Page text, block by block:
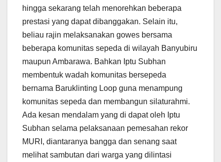
hingga sekarang telah menorehkan beberapa
prestasi yang dapat dibanggakan. Selain itu,
beliau rajin melaksanakan gowes bersama
beberapa komunitas sepeda di wilayah Banyubiru
maupun Ambarawa. Bahkan Iptu Subhan
membentuk wadah komunitas bersepeda
bernama Baruklinting Loop guna menampung
komunitas sepeda dan membangun silaturahmi.
Ada kesan mendalam yang di dapat oleh Iptu
Subhan selama pelaksanaan pemesahan rekor
MURI, diantaranya bangga dan senang saat
melihat sambutan dari warga yang dilintasi